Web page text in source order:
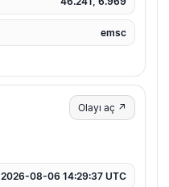
emsc
Olayı aç ↗
2026-08-06 14:29:37 UTC